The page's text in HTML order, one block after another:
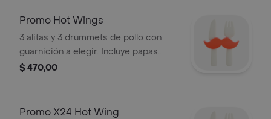
Promo Hot Wings
3 alitas y 3 drummets de pollo con
guarnición a elegir. Incluye papas
fritas.
$ 470,00
Promo X24 Hot Wing